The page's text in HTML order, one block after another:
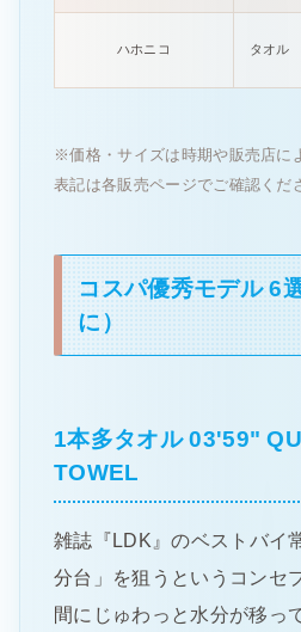
ハホニコ タオル
※価格・サイズは時期や販売店に
表記は各販売ページでご確認くだ
コスパ優秀モデル 6
に）
1本多タオル 03'59"
TOWEL
雑誌『LDK』のベストバイ
分台」を狙うというコンセ
間にじゅわっと水分が移っ